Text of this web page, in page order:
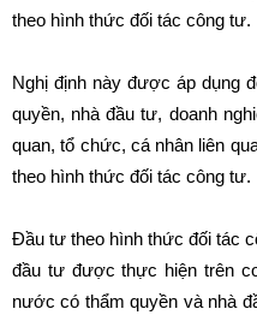
theo hình thức đối tác công tư.
Nghị định này được áp dụng
quyền, nhà đầu tư, doanh
quan, tổ chức, cá nhân liên
theo hình thức đối tác công tư.
Đầu tư theo hình thức đối tác
đầu tư được thực hiện trên
nước có thẩm quyền và nhà